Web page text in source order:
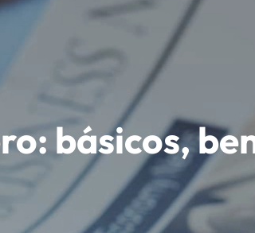
básicos,